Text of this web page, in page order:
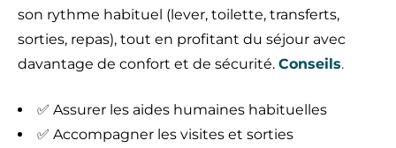
son rythme habituel (lever, toilette, transferts,
sorties, repas), tout en profitant du séjour avec
davantage de confort et de sécurité. Conseils.
✅ Assurer les aides humaines habituelles
✅ Accompagner les visites et sorties